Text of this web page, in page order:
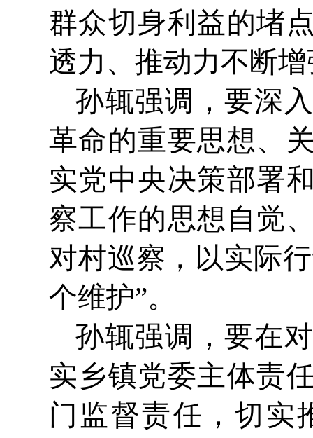
群众切身利益的堵
透力、推动力不断
孙辄强调，要深
革命的重要思想、
实党中央决策部署
察工作的思想自觉
对村巡察，以实际
个维护”。
孙辄强调，要在
实乡镇党委主体责
门监督责任，切实